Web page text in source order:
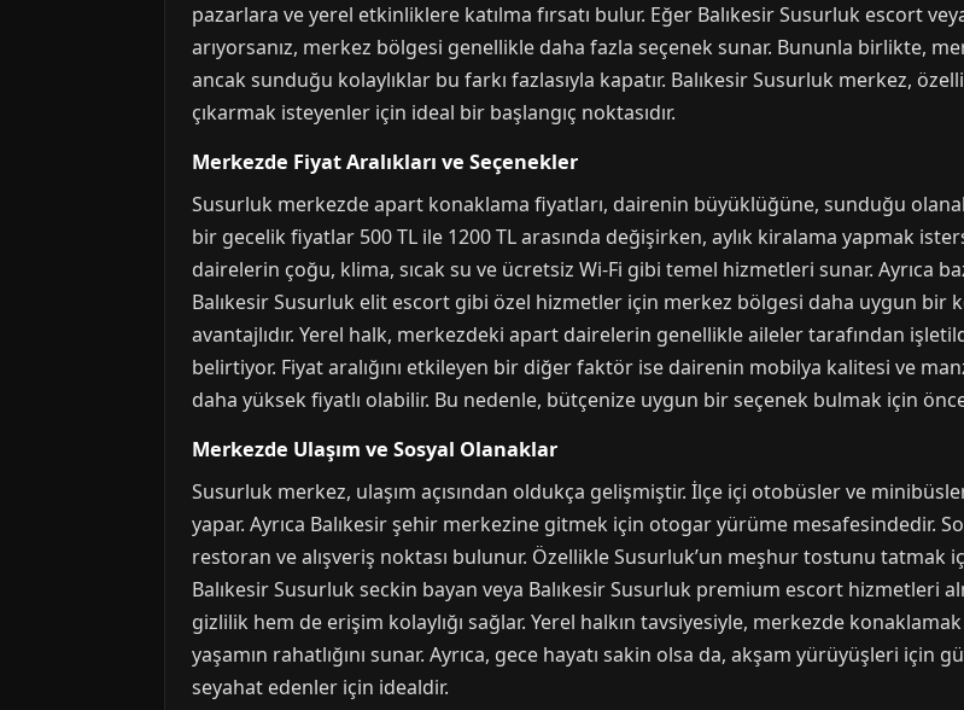
pazarlara ve yerel etkinliklere katılma fırsatı bulur. Eğer Balıkesir Susurluk escort
arıyorsanız, merkez bölgesi genellikle daha fazla seçenek sunar. Bununla birlikte,
ancak sunduğu kolaylıklar bu farkı fazlasıyla kapatır. Balıkesir Susurluk merkez,
çıkarmak isteyenler için ideal bir başlangıç noktasıdır.
Merkezde Fiyat Aralıkları ve Seçenekler
Susurluk merkezde apart konaklama fiyatları, dairenin büyüklüğüne, sunduğu
bir gecelik fiyatlar 500 TL ile 1200 TL arasında değişirken, aylık kiralama yapmak
dairelerin çoğu, klima, sıcak su ve ücretsiz Wi-Fi gibi temel hizmetleri sunar. Ayrıca
Balıkesir Susurluk elit escort gibi özel hizmetler için merkez bölgesi daha uygun bir
avantajlıdır. Yerel halk, merkezdeki apart dairelerin genellikle aileler tarafından
belirtiyor. Fiyat aralığını etkileyen bir diğer faktör ise dairenin mobilya kalitesi ve
daha yüksek fiyatlı olabilir. Bu nedenle, bütçenize uygun bir seçenek bulmak için
Merkezde Ulaşım ve Sosyal Olanaklar
Susurluk merkez, ulaşım açısından oldukça gelişmiştir. İlçe içi otobüsler ve
yapar. Ayrıca Balıkesir şehir merkezine gitmek için otogar yürüme mesafesindedir.
restoran ve alışveriş noktası bulunur. Özellikle Susurluk’un meşhur tostunu
Balıkesir Susurluk seckin bayan veya Balıkesir Susurluk premium escort hizmetleri
gizlilik hem de erişim kolaylığı sağlar. Yerel halkın tavsiyesiyle, merkezde
yaşamın rahatlığını sunar. Ayrıca, gece hayatı sakin olsa da, akşam yürüyüşleri için
seyahat edenler için idealdir.